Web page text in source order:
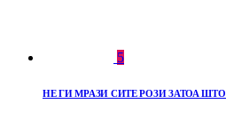
5
НЕ ГИ МРАЗИ СИТЕ РОЗИ ЗАТОА